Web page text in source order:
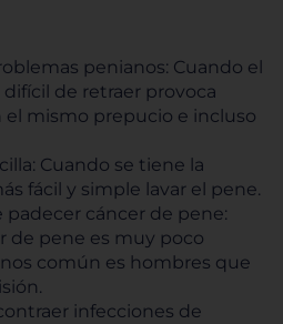
penianos: Cuando el
de retraer provoca
el mismo prepucio e incluso
Cuando se tiene la
fácil y simple lavar el pene.
padecer cáncer de pene:
de pene es muy poco
común es hombres que
infecciones de